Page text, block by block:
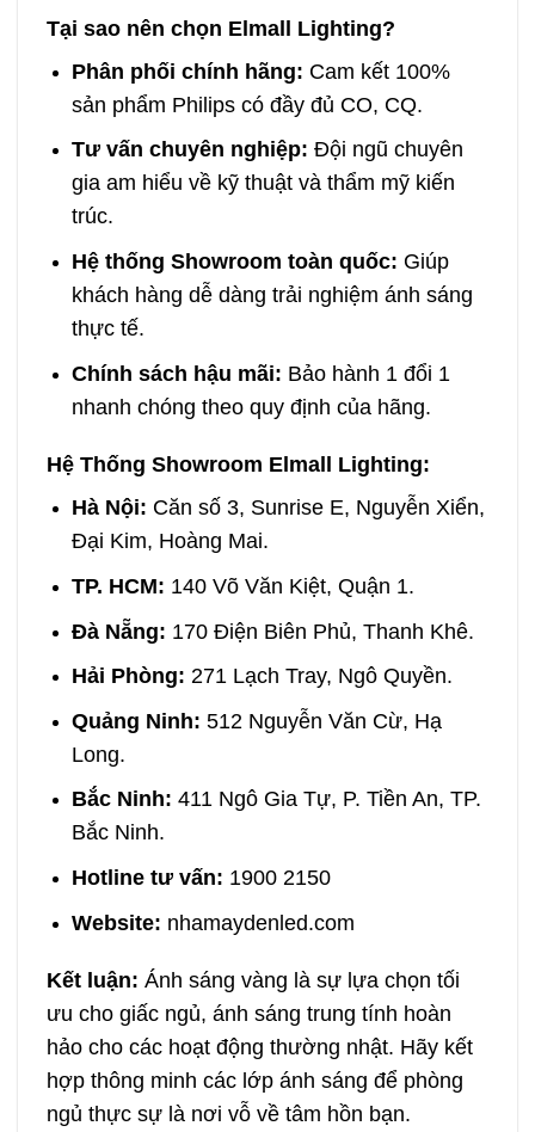
Tại sao nên chọn Elmall Lighting?
Phân phối chính hãng: Cam kết 100%
sản phẩm Philips có đầy đủ CO, CQ.
Tư vấn chuyên nghiệp: Đội ngũ chuyên
gia am hiểu về kỹ thuật và thẩm mỹ kiến
trúc.
Hệ thống Showroom toàn quốc: Giúp
khách hàng dễ dàng trải nghiệm ánh sáng
thực tế.
Chính sách hậu mãi: Bảo hành 1 đổi 1
nhanh chóng theo quy định của hãng.
Hệ Thống Showroom Elmall Lighting:
Hà Nội: Căn số 3, Sunrise E, Nguyễn Xiển,
Đại Kim, Hoàng Mai.
TP. HCM: 140 Võ Văn Kiệt, Quận 1.
Đà Nẵng: 170 Điện Biên Phủ, Thanh Khê.
Hải Phòng: 271 Lạch Tray, Ngô Quyền.
Quảng Ninh: 512 Nguyễn Văn Cừ, Hạ
Long.
Bắc Ninh: 411 Ngô Gia Tự, P. Tiền An, TP.
Bắc Ninh.
Hotline tư vấn: 1900 2150
Website: nhamaydenled.com
Kết luận: Ánh sáng vàng là sự lựa chọn tối
ưu cho giấc ngủ, ánh sáng trung tính hoàn
hảo cho các hoạt động thường nhật. Hãy kết
hợp thông minh các lớp ánh sáng để phòng
ngủ thực sự là nơi vỗ về tâm hồn bạn.